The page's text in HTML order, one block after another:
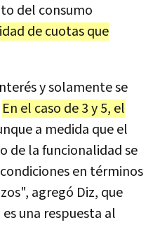
del consumo
de cuotas que
y solamente se
En el caso de 3 y 5, el
a medida que el
de la funcionalidad se
en términos
agregó Diz, que
una respuesta al